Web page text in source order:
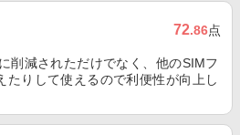
72.86点
削減されただけでなく、他のSIMフ
たりして使えるので利便性が向上し